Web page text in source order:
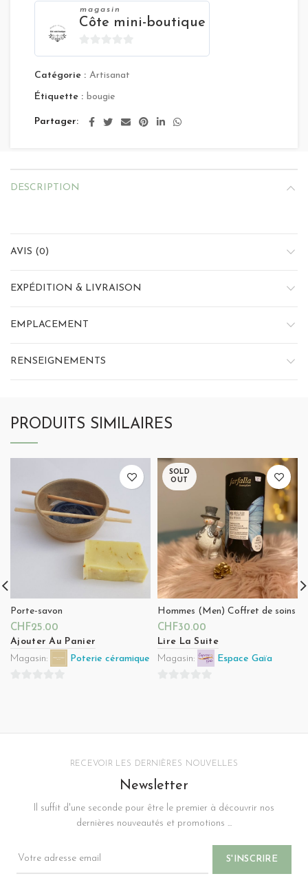
magasin
Côte mini-boutique
0
Catégorie : Artisanat
Étiquette : bougie
Partager
DESCRIPTION
AVIS (0)
EXPÉDITION & LIVRAISON
EMPLACEMENT
RENSEIGNEMENTS
PRODUITS SIMILAIRES
Porte-savon
CHF25.00
Ajouter Au Panier
Magasin:
Poterie céramique
SOLD
OUT
Hommes (Men) Coffret de soins
CHF30.00
Lire La Suite
Magasin:
Espace Gaïa
RECEVOIR LES DERNIÈRES NOUVELLES
Newsletter
Il suffit d'une seconde pour être le premier à découvrir nos
dernières nouveautés et promotions ...